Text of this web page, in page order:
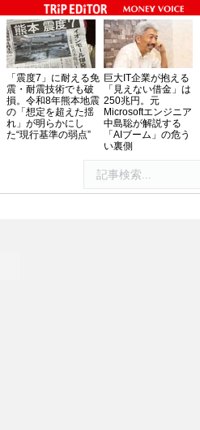
「震度7」に耐える免
震・耐震技術でも破
損。令和8年熊本地震
の「想定を超えた揺
れ」が明らかにし
た“現行基準の弱点”
巨大IT企業が抱える
「見えない借金」は
250兆円。元
Microsoftエンジニア
中島聡が解説する
「AIブーム」の危う
い裏側